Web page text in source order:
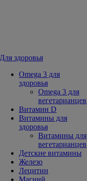
Для здоровья
Omega 3 для
здоровья
Omega 3 для
вегетарианцев
Витамин D
Витамины для
здоровья
Витамины для
вегетарианцев
Детские витамины
Железо
Лецитин
Магний